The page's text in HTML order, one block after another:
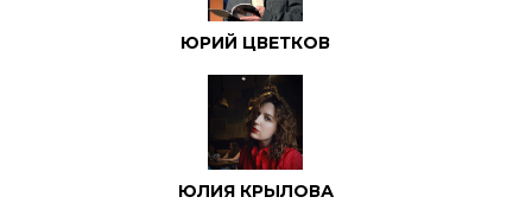
ЮРИЙ ЦВЕТКОВ
ЮЛИЯ КРЫЛОВА